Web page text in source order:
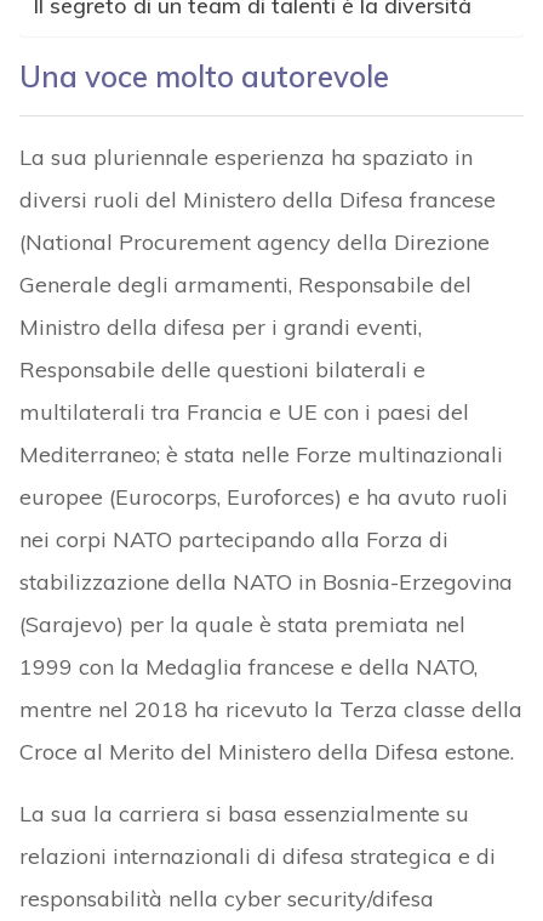
Una voce molto autorevole
La sua pluriennale esperienza ha spaziato in
diversi ruoli del Ministero della Difesa francese
(National Procurement agency della Direzione
Generale degli armamenti, Responsabile del
Ministro della difesa per i grandi eventi,
Responsabile delle questioni bilaterali e
multilaterali tra Francia e UE con i paesi del
Mediterraneo; è stata nelle Forze multinazionali
europee (Eurocorps, Euroforces) e ha avuto ruoli
nei corpi NATO partecipando alla Forza di
stabilizzazione della NATO in Bosnia-Erzegovina
(Sarajevo) per la quale è stata premiata nel
1999 con la Medaglia francese e della NATO,
mentre nel 2018 ha ricevuto la Terza classe della
Croce al Merito del Ministero della Difesa estone.
La sua la carriera si basa essenzialmente su
relazioni internazionali di difesa strategica e di
responsabilità nella cyber security/difesa